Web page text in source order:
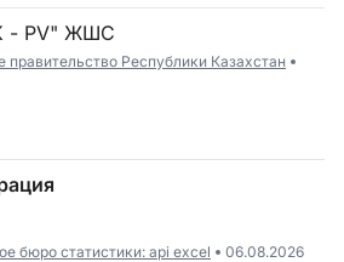
- PV" ЖШС
правительство Республики Казахстан
бюро статистики: api excel 06.08.2026